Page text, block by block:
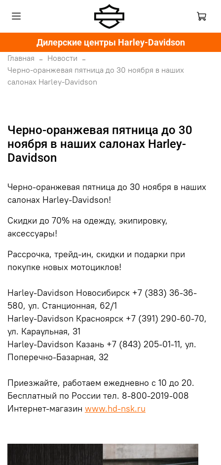
Дилерские центры Harley-Davidson
Главная
Новости
Черно-оранжевая пятница до 30 ноября в наших
салонах Harley-Davidson
Черно-оранжевая пятница до 30
ноября в наших салонах Harley-
Davidson
Черно-оранжевая пятница до 30 ноября в наших
салонах Harley-Davidson!
Скидки до 70% на одежду, экипировку,
аксессуары!
Рассрочка, трейд-ин, скидки и подарки при
покупке новых мотоциклов!
Harley-Davidson Новосибирск +7 (383) 36-36-
580, ул. Станционная, 62/1
Harley-Davidson Красноярск +7 (391) 290-60-70,
ул. Караульная, 31
Harley-Davidson Казань +7 (843) 205-01-11, ул.
Поперечно-Базарная, 32
Приезжайте, работаем ежедневно с 10 до 20.
Бесплатный по России тел. 8-800-2019-008
Интернет-магазин www.hd-nsk.ru